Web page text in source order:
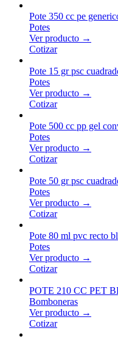
Pote 350 cc pe
Potes
Ver producto →
Cotizar
Pote 15 gr psc
Potes
Ver producto →
Cotizar
Pote 500 cc pp gel
Potes
Ver producto →
Cotizar
Pote 50 gr psc
Potes
Ver producto →
Cotizar
Pote 80 ml pvc recto
Potes
Ver producto →
Cotizar
POTE 210 CC PET
Bomboneras
Ver producto →
Cotizar